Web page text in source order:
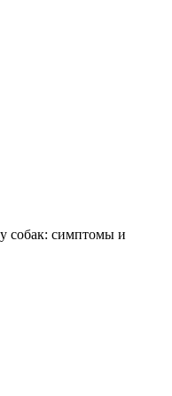
собак: симптомы и